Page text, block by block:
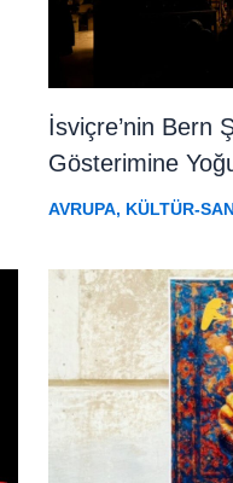
İsviçre’nin Bern
Gösterimine
AVRUPA, KÜLTÜR-